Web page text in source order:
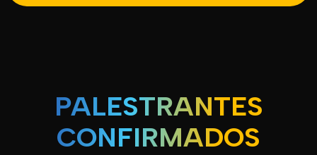
PALESTRANTES
CONFIRMADOS